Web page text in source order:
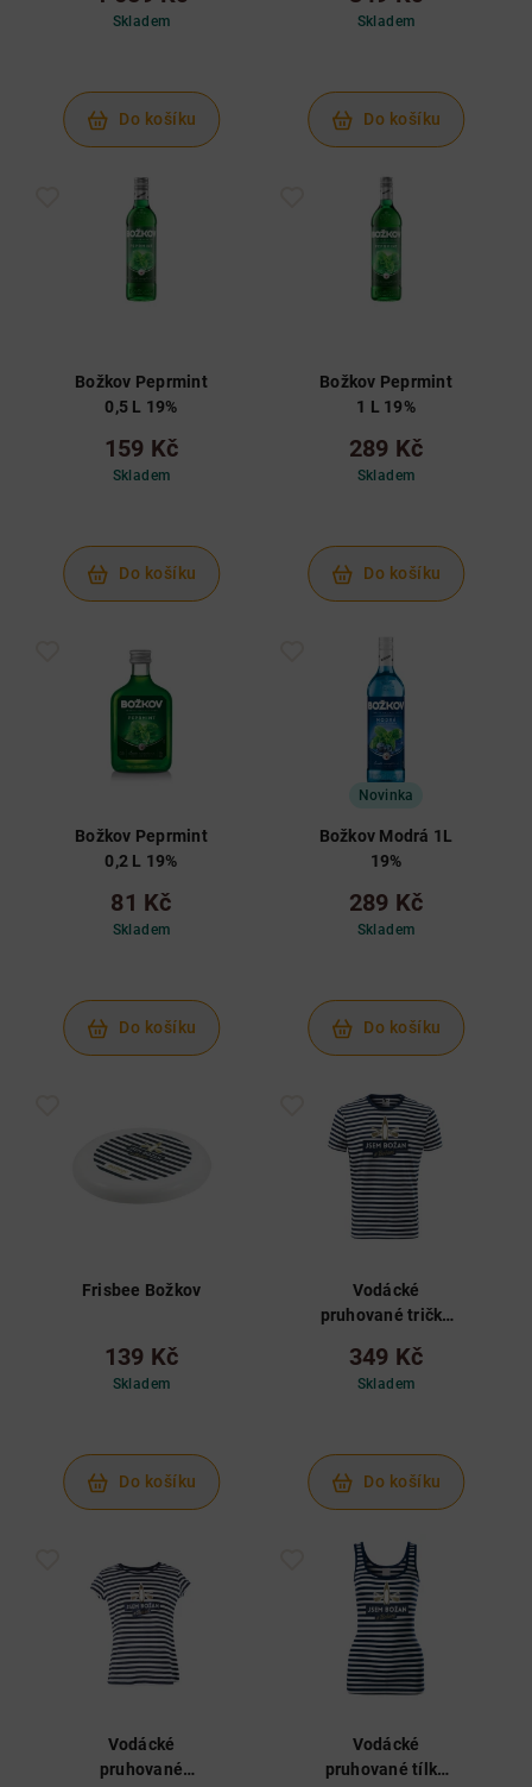
Skladem
Do košíku
Skladem
Do košíku
Božkov Peprmint
0,5 L 19%
159 Kč
Skladem
Do košíku
Božkov Peprmint
1 L 19%
289 Kč
Skladem
Do košíku
Božkov Peprmint
0,2 L 19%
81 Kč
Skladem
Do košíku
Novinka
Božkov Modrá 1L
19%
289 Kč
Skladem
Do košíku
Frisbee Božkov
139 Kč
Skladem
Do košíku
Vodácké
pruhované tričko
349 Kč
Skladem
Do košíku
Vodácké
pruhované
Vodácké
pruhované tílko